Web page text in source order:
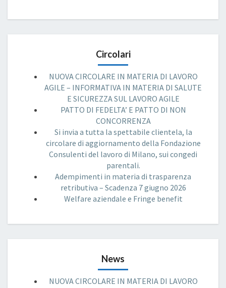
Circolari
NUOVA CIRCOLARE IN MATERIA DI LAVORO
AGILE – INFORMATIVA IN MATERIA DI SALUTE
E SICUREZZA SUL LAVORO AGILE
PATTO DI FEDELTA’ E PATTO DI NON
CONCORRENZA
Si invia a tutta la spettabile clientela, la
circolare di aggiornamento della Fondazione
Consulenti del lavoro di Milano, sui congedi
parentali.
Adempimenti in materia di trasparenza
retributiva – Scadenza 7 giugno 2026
Welfare aziendale e Fringe benefit
News
NUOVA CIRCOLARE IN MATERIA DI LAVORO